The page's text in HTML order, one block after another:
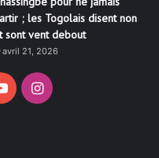
; les Togolais disent non
sont vent debout
avril 21, 2026
YouTubeInstagram